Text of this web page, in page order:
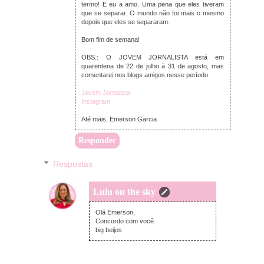
termo! E eu a amo. Uma pena que eles tiveram
que se separar. O mundo não foi mais o mesmo
depois que eles se separaram.
Bom fim de semana!
OBS.: O JOVEM JORNALISTA está em
quarentena de 22 de julho à 31 de agosto, mas
comentarei nos blogs amigos nesse período.
Jovem Jornalista
Instagram
Até mais, Emerson Garcia
Responder
Respostas
Lulu on the sky
terça-feira, agosto 11, 2020
Olá Emerson,
Concordo com você.
big beijos